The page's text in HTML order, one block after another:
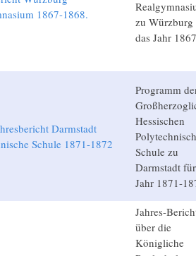
1867-1868.
zu
das Jahr
Darmstadt
Schule 1871-1872
Programm
Hessischen
Schule zu
Darmstadt
Jahr 1871-
Jahres-
über die
Königliche